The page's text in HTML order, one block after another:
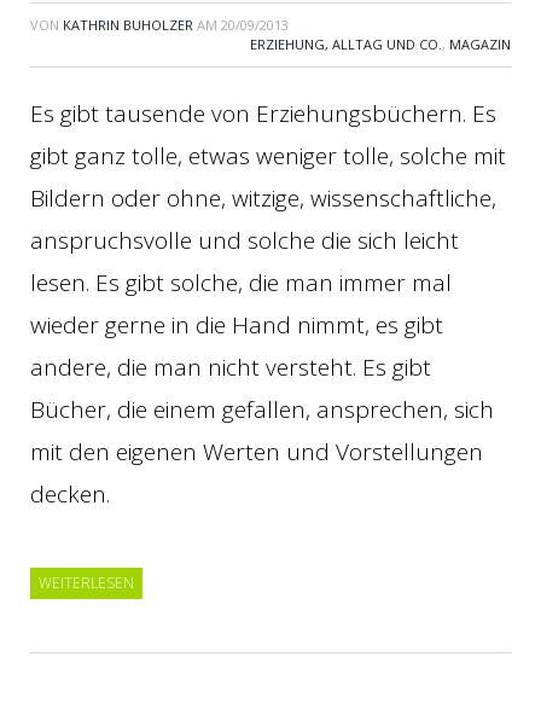
VON KATHRIN BUHOLZER AM 20/09/2013
ERZIEHUNG, ALLTAG UND CO., MAGAZIN
Es gibt tausende von Erziehungsbüchern. Es
gibt ganz tolle, etwas weniger tolle, solche mit
Bildern oder ohne, witzige, wissenschaftliche,
anspruchsvolle und solche die sich leicht
lesen. Es gibt solche, die man immer mal
wieder gerne in die Hand nimmt, es gibt
andere, die man nicht versteht. Es gibt
Bücher, die einem gefallen, ansprechen, sich
mit den eigenen Werten und Vorstellungen
decken.
WEITERLESEN